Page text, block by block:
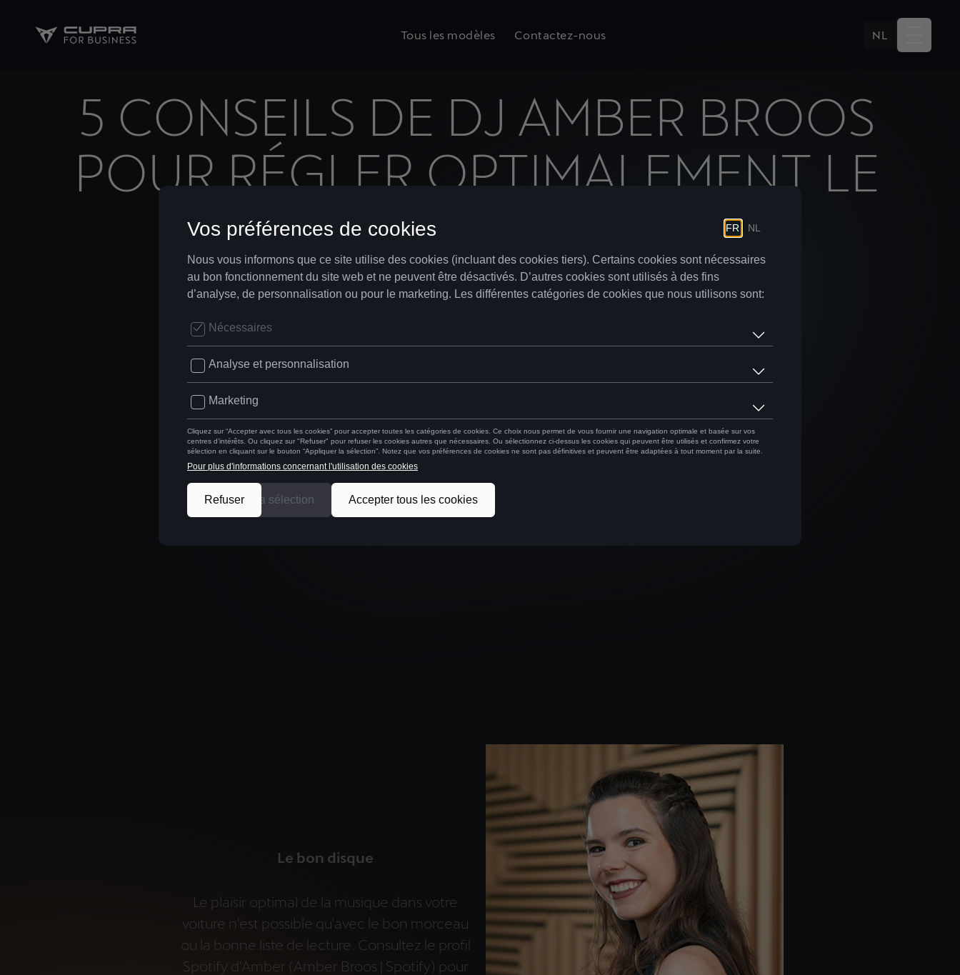
Tous les modèles Contactez-nous NL
5 CONSEILS DE DJ AMBER BROOS
POUR RÉGLER OPTIMALEMENT LE
SON DANS VOTRE CUPRA
Le bon disque
Le plaisir optimal de la musique dans votre
voiture n'est possible qu'avec le bon morceau
ou la bonne liste de lecture. Consultez le profil
Spotify d'Amber (Amber Broos | Spotify) pour